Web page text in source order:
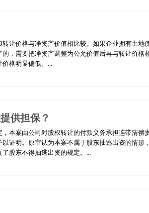
让价格与净资产价值相比较。如果企业拥有土地
，需要把净资产调整为公允价值后再与转让价格
格明显偏低。...
供担保？
本案由公司对股权转让的付款义务承担连带清偿
证明。原审认为本案不属于股东抽逃出资的情形
股东不得抽逃出资的规定。...